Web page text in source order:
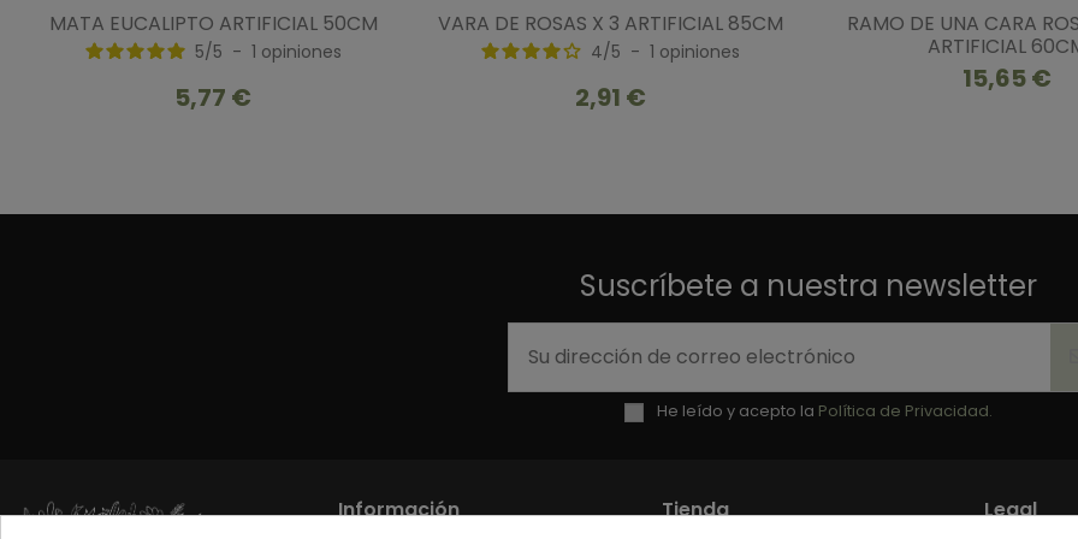
MATA EUCALIPTO ARTIFICIAL 50CM
5/5 - 1 opiniones
5,77 €
VARA DE ROSAS X 3 ARTIFICIAL 85CM
4/5 - 1 opiniones
2,91 €
RAMO DE UNA CARA
ARTIFICIAL
15,65 €
Suscríbete a nuestra newsletter
He leído y acepto la Política de Privacidad.
Información Tienda Legal